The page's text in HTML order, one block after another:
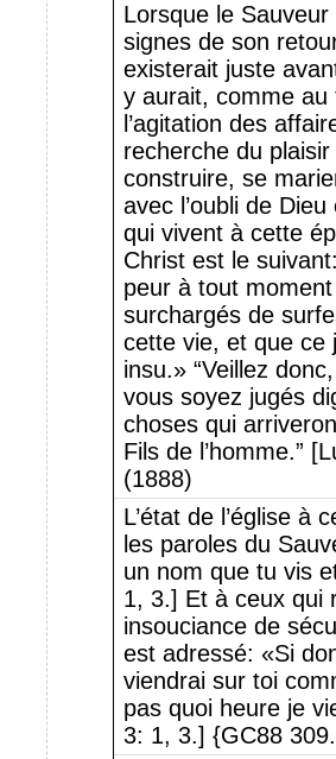
Lorsque le
signes de son
existerait juste
y aurait, comme au
l’agitation des
recherche du
construire, se
avec l’oubli de
qui vivent à cette
Christ est le
peur à tout
surchargés de
cette vie, et que ce
insu.» “Veillez
vous soyez jugés
choses qui
Fils de l’homme.”
(1888)
L’état de l’église à
les paroles du
un nom que tu vis
1, 3.] Et à ceux qui
insouciance de
est adressé: «Si
viendrai sur toi
pas quoi heure je
3: 1, 3.] {GC88